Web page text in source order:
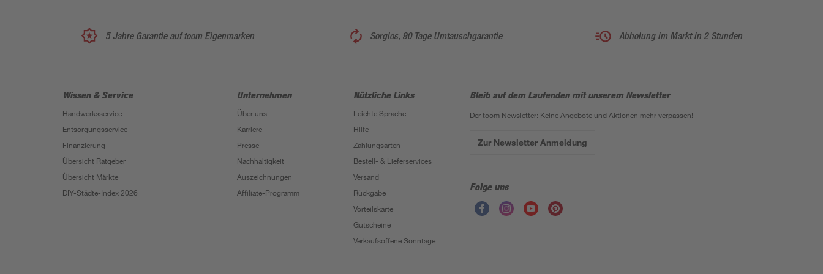
5 Jahre Garantie auf toom Eigenmarken Sorglos, 90 Tage Umtauschgarantie Abholung im Markt in 2 Stunden
Wissen & Service
Handwerksservice
Entsorgungsservice
Finanzierung
Übersicht Ratgeber
Übersicht Märkte
DIY-Städte-Index 2026
Unternehmen
Über uns
Karriere
Presse
Nachhaltigkeit
Auszeichnungen
Affiliate-Programm
Nützliche Links
Leichte Sprache
Hilfe
Zahlungsarten
Bestell- & Lieferservices
Versand
Rückgabe
Vorteilskarte
Gutscheine
Verkaufsoffene Sonntage
Bleib auf dem Laufenden mit unserem Newsletter
Der toom Newsletter: Keine Angebote und Aktionen mehr verpassen!
Zur Newsletter Anmeldung
Folge uns